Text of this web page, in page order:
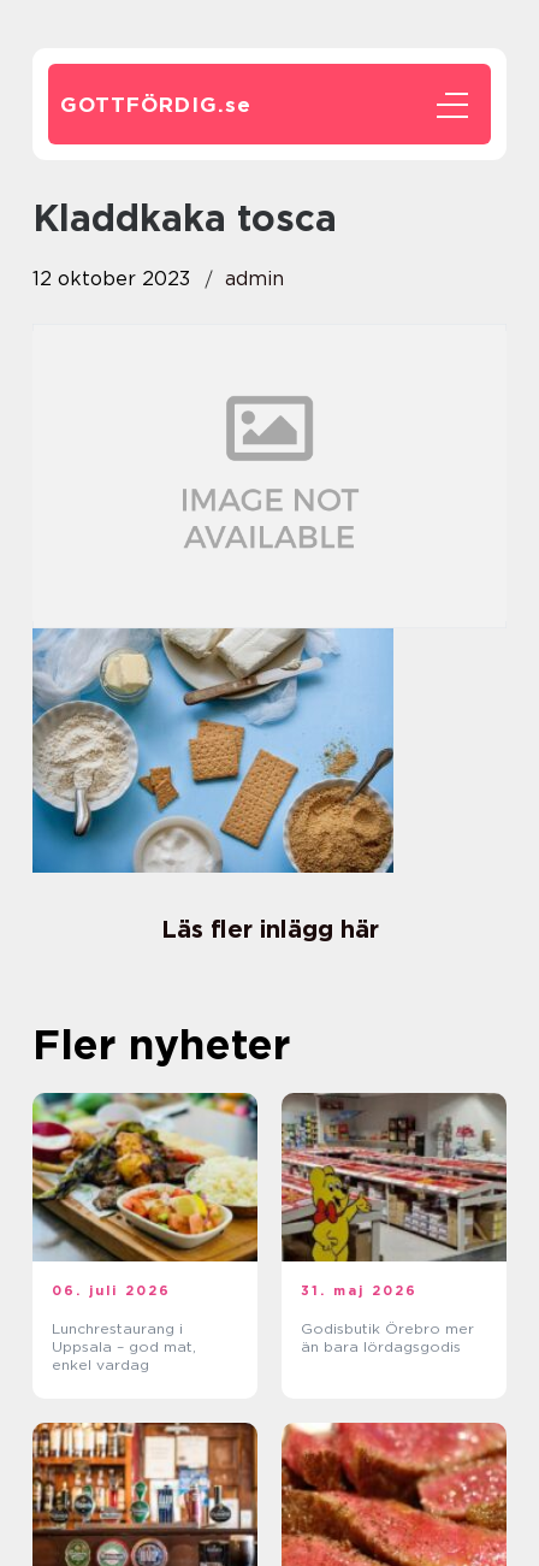
GOTTFÖRDIG.se
kladdkaka tosca
12 oktober 2023 admin
Läs fler inlägg här
Fler nyheter
06. juli 2026
Lunchrestaurang i
Uppsala – god mat,
enkel vardag
31. maj 2026
Godisbutik Örebro mer
än bara lördagsgodis